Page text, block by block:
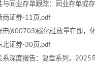
同业存单跟踪：同业存单或存
证券-11页.pdf
电(600703)碳化硅放量在即，
证券-30页.pdf
系深度报告：复盘系列，2025